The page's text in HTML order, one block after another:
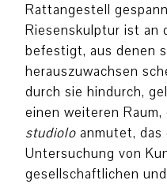
Rattangestell
Riesenskulptur ist an
befestigt, aus denen
herauszuwachsen
durch sie hindurch,
einen weiteren Raum,
studiolo anmutet, das
Untersuchung von
gesellschaftlichen